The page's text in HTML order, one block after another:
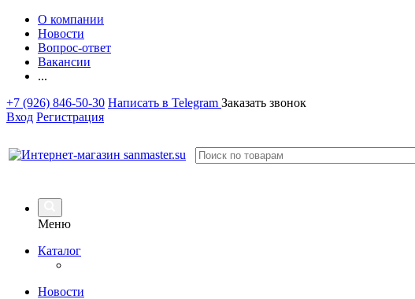
О компании
Новости
Вопрос-ответ
Вакансии
...
+7 (926) 846-50-30 Написать в Telegram Заказать звонок
Вход Регистрация
Меню
Каталог
Новости